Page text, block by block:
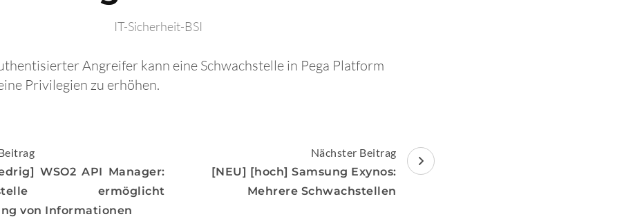
IT-Sicherheit-BSI
Angreifer kann eine Schwachstelle in Pega Platform
Privilegien zu erhöhen.
WSO2 API Manager:
ermöglicht
von Informationen
Nächster Beitrag
[NEU] [hoch] Samsung Exynos:
Mehrere Schwachstellen